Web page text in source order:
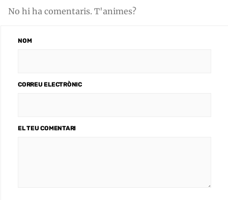
No hi ha comentaris. T'animes?
NOM
CORREU ELECTRÒNIC
EL TEU COMENTARI